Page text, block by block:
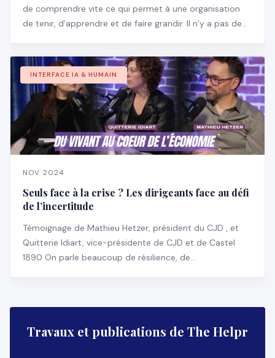
de comprendre vite ce qui permet à une organisation
de tenir, d’apprendre et de faire grandir. Il n’y a pas de
INTERFACE IA & HUMAIN
NOV 2024
Seuls face à la crise ? Les dirigeants face au défi
de l’incertitude
Témoignage de Mathieu Hetzer, président du CJD , et
Quitterie Idiart, vice-présidente de CJD et de Castel
1890 On parle beaucoup de résilience, de
Travaux et publications de The Helpr